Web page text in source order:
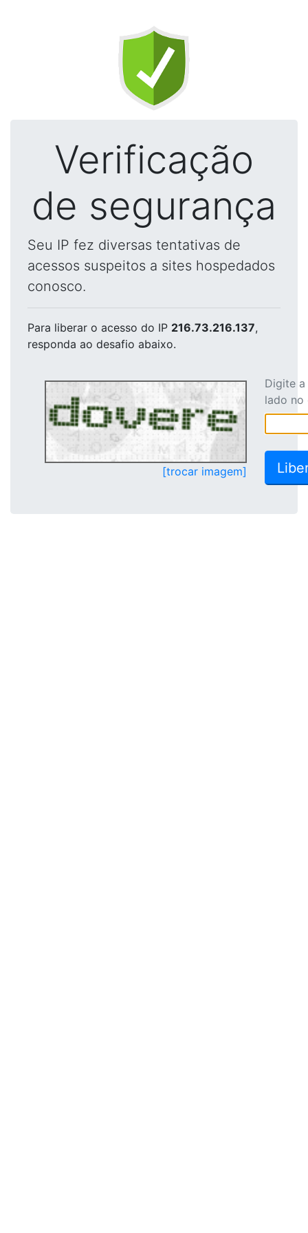
Verificação
de segurança
Seu IP fez diversas tentativas de
acessos suspeitos a sites hospedados
conosco.
Para liberar o acesso do IP 216.73.216.137,
responda ao desafio abaixo.
[trocar imagem]
Digite
lado no